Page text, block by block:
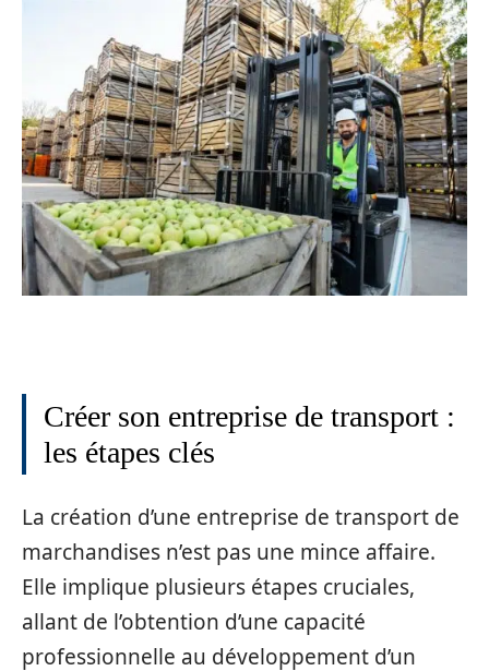
Créer son entreprise de transport :
les étapes clés
La création d’une entreprise de transport de
marchandises n’est pas une mince affaire.
Elle implique plusieurs étapes cruciales,
allant de l’obtention d’une capacité
professionnelle au développement d’un